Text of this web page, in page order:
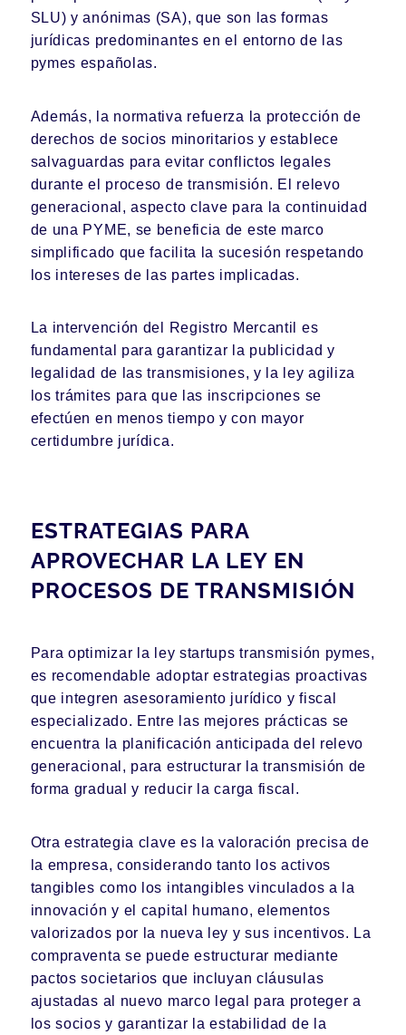
SLU) y anónimas (SA), que son las formas
jurídicas predominantes en el entorno de las
pymes españolas.
Además, la normativa refuerza la protección de
derechos de socios minoritarios y establece
salvaguardas para evitar conflictos legales
durante el proceso de transmisión. El relevo
generacional, aspecto clave para la continuidad
de una PYME, se beneficia de este marco
simplificado que facilita la sucesión respetando
los intereses de las partes implicadas.
La intervención del Registro Mercantil es
fundamental para garantizar la publicidad y
legalidad de las transmisiones, y la ley agiliza
los trámites para que las inscripciones se
efectúen en menos tiempo y con mayor
certidumbre jurídica.
ESTRATEGIAS PARA
APROVECHAR LA LEY EN
PROCESOS DE TRANSMISIÓN
Para optimizar la ley startups transmisión pymes,
es recomendable adoptar estrategias proactivas
que integren asesoramiento jurídico y fiscal
especializado. Entre las mejores prácticas se
encuentra la planificación anticipada del relevo
generacional, para estructurar la transmisión de
forma gradual y reducir la carga fiscal.
Otra estrategia clave es la valoración precisa de
la empresa, considerando tanto los activos
tangibles como los intangibles vinculados a la
innovación y el capital humano, elementos
valorizados por la nueva ley y sus incentivos. La
compraventa se puede estructurar mediante
pactos societarios que incluyan cláusulas
ajustadas al nuevo marco legal para proteger a
los socios y garantizar la estabilidad de la